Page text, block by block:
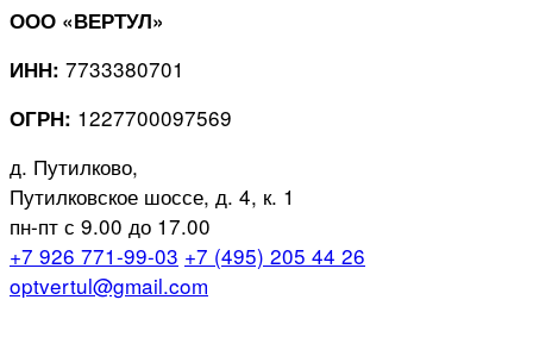
ООО «ВЕРТУЛ»
ИНН: 7733380701
ОГРН: 1227700097569
д. Путилково,
Путилковское шоссе, д. 4, к. 1
пн-пт с 9.00 до 17.00
+7 926 771-99-03 +7 (495) 205 44 26
optvertul@gmail.com